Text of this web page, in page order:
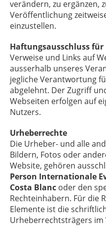
verändern, zu ergänzen,
Veröffentlichung
einzustellen.
Haftungsausschluss für
Verweise und Links auf
ausserhalb unseres
jegliche Verantwortung
abgelehnt. Der Zugriff
Webseiten erfolgen auf
Nutzers.
Urheberrechte
Die Urheber- und alle
Bildern, Fotos oder
Website, gehören
Person Internationale
Costa Blanc oder den
Rechteinhabern. Für die
Elemente ist die
Urheberrechtsträgers im